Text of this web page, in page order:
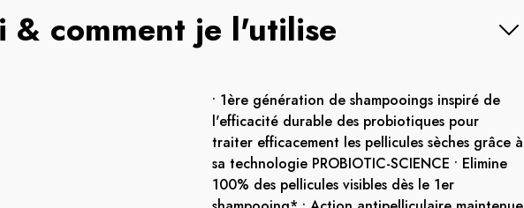
& comment je l'utilise
• 1ère génération de shampooings inspiré de
l'efficacité durable des probiotiques pour
traiter efficacement les pellicules sèches grâce à
sa technologie PROBIOTIC-SCIENCE • Elimine
100% des pellicules visibles dès le 1er